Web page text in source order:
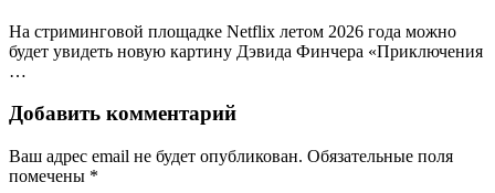
На стриминговой площадке Netflix летом 2026 года можно
будет увидеть новую картину Дэвида Финчера «Приключения
…
Добавить комментарий
Ваш адрес email не будет опубликован. Обязательные поля
помечены *